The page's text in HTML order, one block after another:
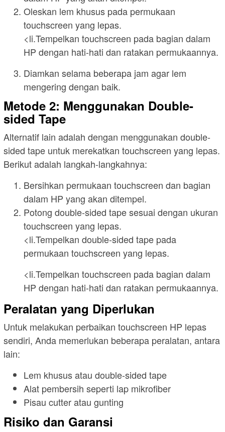
Oleskan lem khusus pada permukaan
touchscreen yang lepas.
<li.Tempelkan touchscreen pada bagian dalam
HP dengan hati-hati dan ratakan permukaannya.
Diamkan selama beberapa jam agar lem
mengering dengan baik.
Metode 2: Menggunakan Double-
sided Tape
Alternatif lain adalah dengan menggunakan double-
sided tape untuk merekatkan touchscreen yang lepas.
Berikut adalah langkah-langkahnya:
Bersihkan permukaan touchscreen dan bagian
dalam HP yang akan ditempel.
Potong double-sided tape sesuai dengan ukuran
touchscreen yang lepas.
<li.Tempelkan double-sided tape pada
permukaan touchscreen yang lepas.
<li.Tempelkan touchscreen pada bagian dalam
HP dengan hati-hati dan ratakan permukaannya.
Peralatan yang Diperlukan
Untuk melakukan perbaikan touchscreen HP lepas
sendiri, Anda memerlukan beberapa peralatan, antara
lain:
Lem khusus atau double-sided tape
Alat pembersih seperti lap mikrofiber
Pisau cutter atau gunting
Risiko dan Garansi